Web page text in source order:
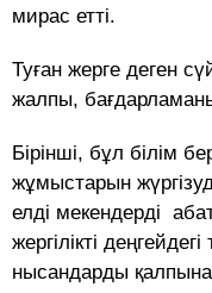
мирас етті.
Туған жерге деген
жалпы,
Бірінші, бұл білім
жұмыстарын
елді мекендерді
жергілікті
нысандарды қалпына